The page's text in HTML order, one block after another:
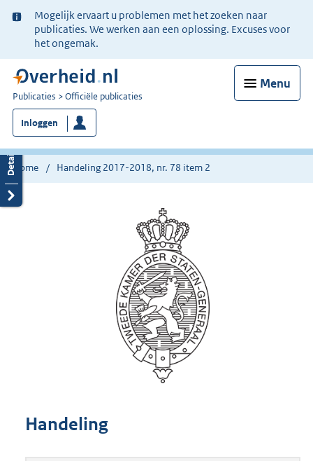
Ter
informatie:
Mogelijk ervaart u problemen met het zoeken naar
publicaties. We werken aan een oplossing. Excuses voor
het ongemak.
Menu
U
bent
nu
hier:
Publicaties Officiële publicaties
Inloggen
Home Handeling 2017-2018, nr. 78 item 2
Handeling